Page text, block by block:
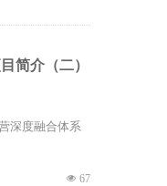
简介（二）
深度融合体系
넶 67